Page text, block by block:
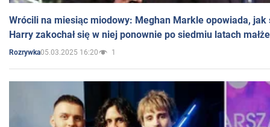
Wrócili na miesiąc miodowy: Meghan Markle opowiada, jak
Harry zakochał się w niej ponownie po siedmiu latach
Rozrywka05.03.2025 16:20 1